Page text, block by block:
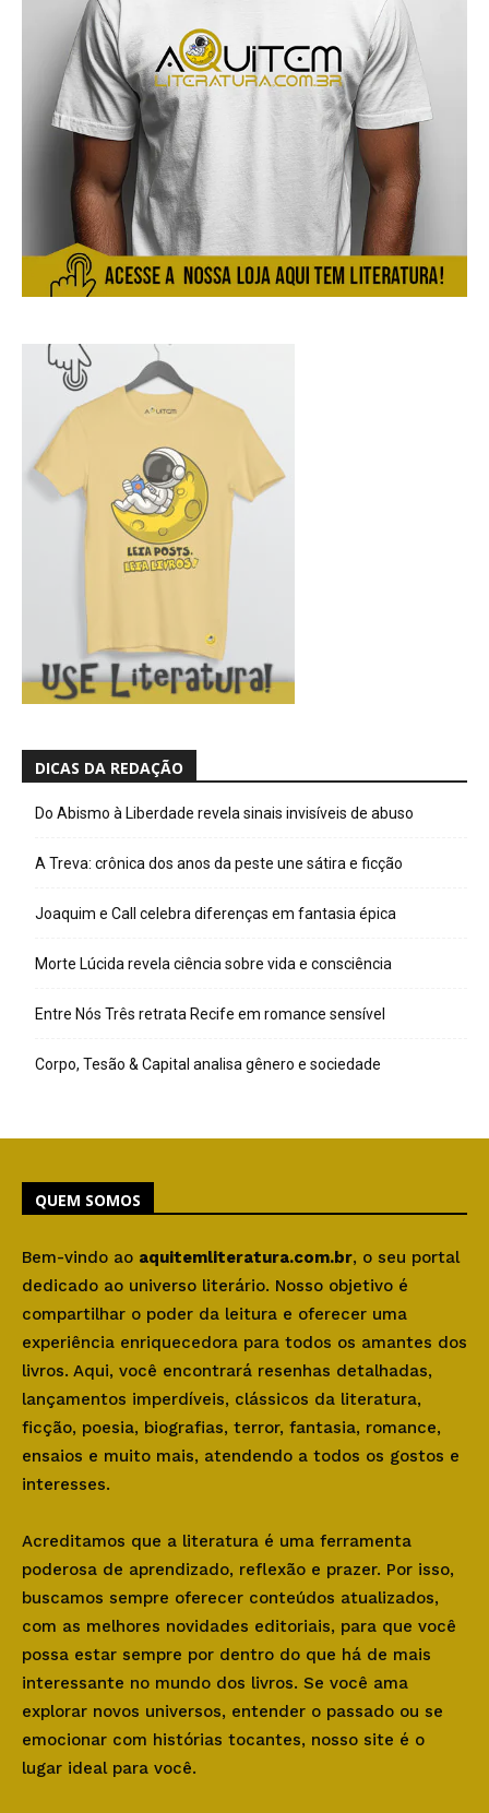
DICAS DA REDAÇÃO
Do Abismo à Liberdade revela sinais invisíveis de abuso
A Treva: crônica dos anos da peste une sátira e ficção
Joaquim e Call celebra diferenças em fantasia épica
Morte Lúcida revela ciência sobre vida e consciência
Entre Nós Três retrata Recife em romance sensível
Corpo, Tesão & Capital analisa gênero e sociedade
QUEM SOMOS
Bem-vindo ao aquitemliteratura.com.br, o seu portal
dedicado ao universo literário. Nosso objetivo é
compartilhar o poder da leitura e oferecer uma
experiência enriquecedora para todos os amantes dos
livros. Aqui, você encontrará resenhas detalhadas,
lançamentos imperdíveis, clássicos da literatura,
ficção, poesia, biografias, terror, fantasia, romance,
ensaios e muito mais, atendendo a todos os gostos e
interesses.
Acreditamos que a literatura é uma ferramenta
poderosa de aprendizado, reflexão e prazer. Por isso,
buscamos sempre oferecer conteúdos atualizados,
com as melhores novidades editoriais, para que você
possa estar sempre por dentro do que há de mais
interessante no mundo dos livros. Se você ama
explorar novos universos, entender o passado ou se
emocionar com histórias tocantes, nosso site é o
lugar ideal para você.